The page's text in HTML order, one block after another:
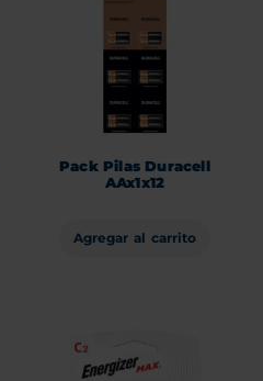
Pack Pilas Duracell
AAx1x12
Agregar al carrito